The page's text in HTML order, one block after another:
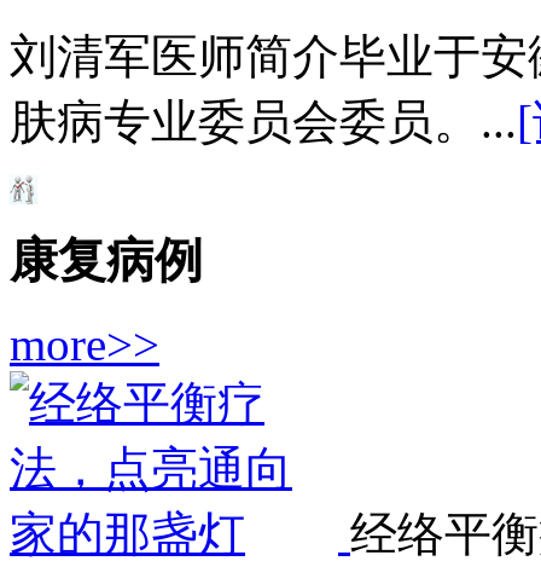
刘清军医师简介毕业于
肤病专业委员会委员。...
康复病例
more>>
经络平